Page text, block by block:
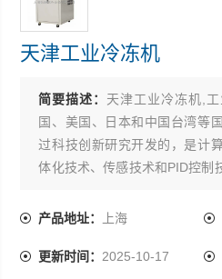
天津工业冷冻机
简要描述： 天津工业冷冻机,
国、美国、日本和中国台湾等
过科技创新研究开发的，是计
体化技术、传感技术和PID控制
设备、焊接设备、真空设备、
设备，例如石墨炉原子吸收仪、
产品地址： 上海
更新时间： 2025-10-17